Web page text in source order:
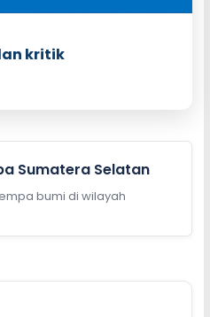
kritik
Sumatera Selatan
bumi di wilayah